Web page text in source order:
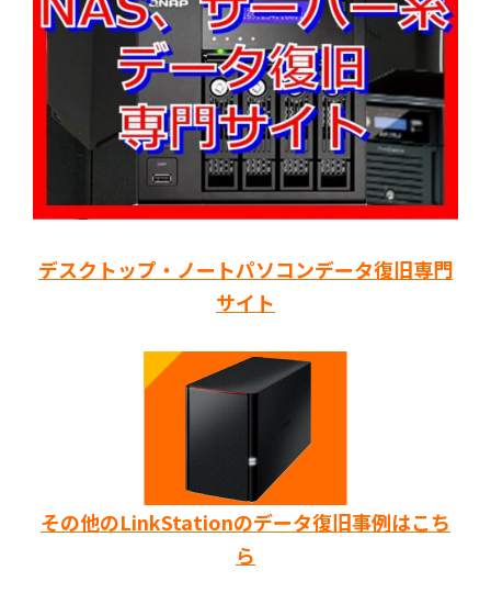
デスクトップ・ノートパソコンデータ復旧専門
サイト
その他のLinkStationのデータ復旧事例はこち
ら